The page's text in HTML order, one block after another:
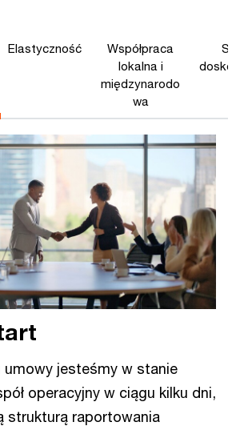
Elastyczność
Współpraca
lokalna i
międzynarodo
wa
umowy jesteśmy w stanie
operacyjny w ciągu kilku dni,
strukturą raportowania